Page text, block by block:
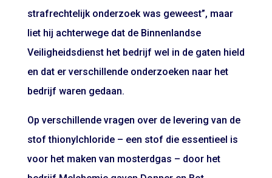
strafrechtelijk onderzoek was geweest”, maar
liet hij achterwege dat de Binnenlandse
Veiligheidsdienst het bedrijf wel in de gaten hield
en dat er verschillende onderzoeken naar het
bedrijf waren gedaan.
Op verschillende vragen over de levering van de
stof thionylchloride – een stof die essentieel is
voor het maken van mosterdgas – door het